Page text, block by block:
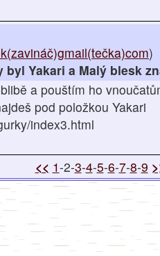
)
byl Yakari a Malý blesk
a pouštím ho
pod položkou Yakari
index3.html
<< 1-2-3-4-5-6-7-8-9